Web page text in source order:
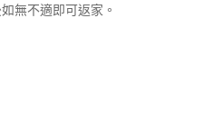
無不適即可返家。